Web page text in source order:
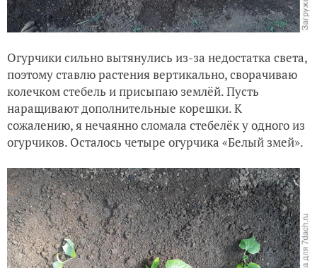
Огурчики сильно вытянулись из-за недостатка света,
поэтому ставлю растения вертикально, сворачиваю
колечком стебель и присыпаю землёй. Пусть
наращивают дополнительные корешки. К
сожалению, я нечаянно сломала стебелёк у одного из
огурчиков. Осталось четыре огурчика «Белый змей».